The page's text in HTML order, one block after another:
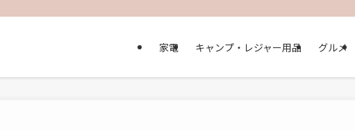
家電 キャンプ・レジャー用品 グルメ